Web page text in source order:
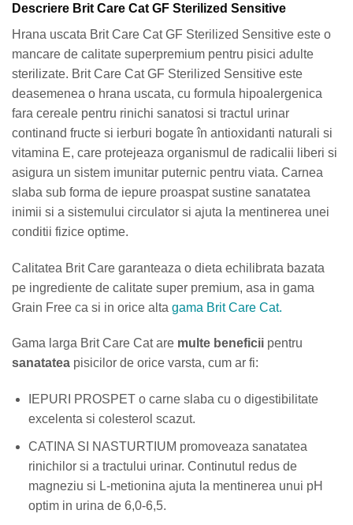
Descriere Brit Care Cat GF Sterilized Sensitive
Hrana uscata Brit Care Cat GF Sterilized Sensitive este o
mancare de calitate superpremium pentru pisici adulte
sterilizate. Brit Care Cat GF Sterilized Sensitive este
deasemenea o hrana uscata, cu formula hipoalergenica
fara cereale pentru rinichi sanatosi si tractul urinar
continand fructe si ierburi bogate în antioxidanti naturali si
vitamina E, care protejeaza organismul de radicalii liberi si
asigura un sistem imunitar puternic pentru viata. Carnea
slaba sub forma de iepure proaspat sustine sanatatea
inimii si a sistemului circulator si ajuta la mentinerea unei
conditii fizice optime.
Calitatea Brit Care garanteaza o dieta echilibrata bazata
pe ingrediente de calitate super premium, asa in gama
Grain Free ca si in orice alta gama Brit Care Cat.
Gama larga Brit Care Cat are multe beneficii pentru
sanatatea pisicilor de orice varsta, cum ar fi:
IEPURI PROSPET o carne slaba cu o digestibilitate
excelenta si colesterol scazut.
CATINA SI NASTURTIUM promoveaza sanatatea
rinichilor si a tractului urinar. Continutul redus de
magneziu si L-metionina ajuta la mentinerea unui pH
optim in urina de 6,0-6,5.